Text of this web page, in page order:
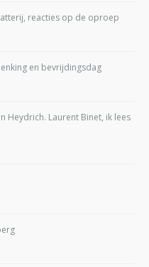
reacties op de oproep
en bevrijdingsdag
Heydrich. Laurent Binet, ik lees